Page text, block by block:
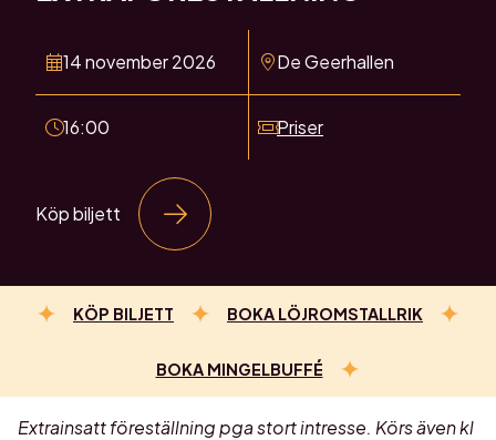
14 november 2026 De Geerhallen
16:00 Priser
Köp biljett
KÖP BILJETT BOKA LÖJROMSTALLRIK
BOKA MINGELBUFFÉ
Extrainsatt föreställning pga stort intresse. Körs även kl